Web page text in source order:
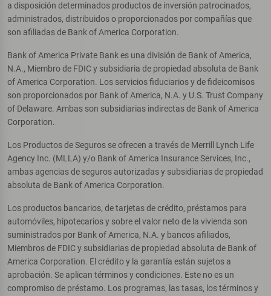
a disposición determinados productos de inversión patrocinados,
administrados, distribuidos o proporcionados por compañías que
son afiliadas de Bank of America Corporation.
Bank of America Private Bank es una división de Bank of America,
N.A., Miembro de FDIC y subsidiaria de propiedad absoluta de Bank
of America Corporation. Los servicios fiduciarios y de fideicomisos
son proporcionados por Bank of America, N.A. y U.S. Trust Company
of Delaware. Ambas son subsidiarias indirectas de Bank of America
Corporation.
Los Productos de Seguros se ofrecen a través de Merrill Lynch Life
Agency Inc. (MLLA) y/o Bank of America Insurance Services, Inc.,
ambas agencias de seguros autorizadas y subsidiarias de propiedad
absoluta de Bank of America Corporation.
Los productos bancarios, de tarjetas de crédito, préstamos para
automóviles, hipotecarios y sobre el valor neto de la vivienda son
suministrados por Bank of America, N.A. y bancos afiliados,
Miembros de FDIC y subsidiarias de propiedad absoluta de Bank of
America Corporation. El crédito y la garantía están sujetos a
aprobación. Se aplican términos y condiciones. Este no es un
compromiso de préstamo. Los programas, las tasas, los términos y